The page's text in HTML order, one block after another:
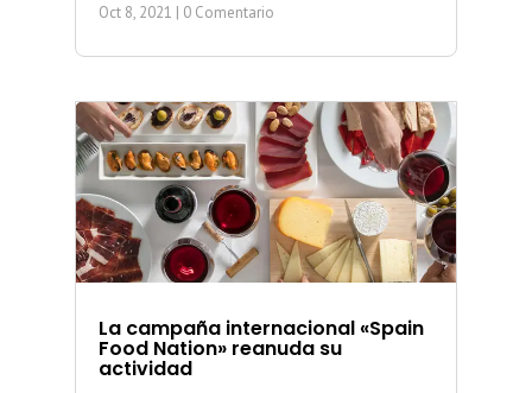
Oct 8, 2021 | 0 Comentario
La campaña internacional «Spain
Food Nation» reanuda su
actividad